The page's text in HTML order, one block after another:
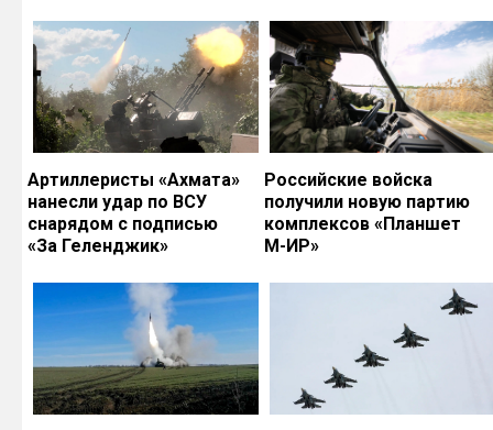
Артиллеристы «Ахмата»
нанесли удар по ВСУ
снарядом с подписью
«За Геленджик»
Российские войска
получили новую партию
комплексов «Планшет
М-ИР»